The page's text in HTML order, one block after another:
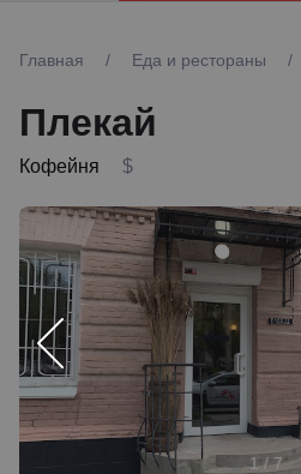
Главная / Еда и рестораны /
Плекай
Кофейня $
1 / 7